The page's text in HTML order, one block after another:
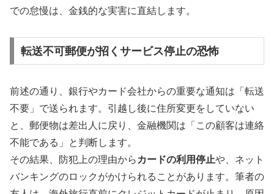
での怠慢は、金銭的な実害に直結します。
転送不可郵便が招くサービス停止の恐怖
前述の通り、銀行やカード会社からの重要な通知は「転送
不要」で送られます。引越し後に住所変更をしていない
と、郵便物は差出人に戻り、金融機関は「この顧客は連絡
不能である」と判断します。
その結果、防犯上の理由から カードの利用停止や、ネット
バンキングのロックがかけられることがあります。筆者の